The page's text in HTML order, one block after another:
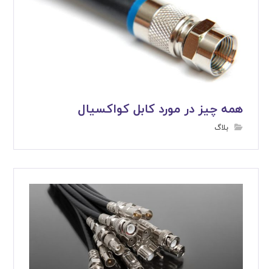
همه چیز در مورد کابل کواکسیال
بلاگ